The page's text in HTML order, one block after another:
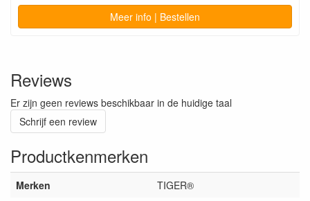
Meer info | Bestellen
Reviews
Er zijn geen reviews beschikbaar in de huidige taal
Schrijf een review
Productkenmerken
Merken TIGER®